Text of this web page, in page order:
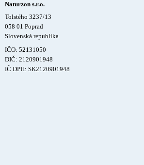
Naturzon s.r.o.
Tolstého 3237/13
058 01 Poprad
Slovenská republika
IČO: 52131050
DIČ: 2120901948
IČ DPH: SK2120901948